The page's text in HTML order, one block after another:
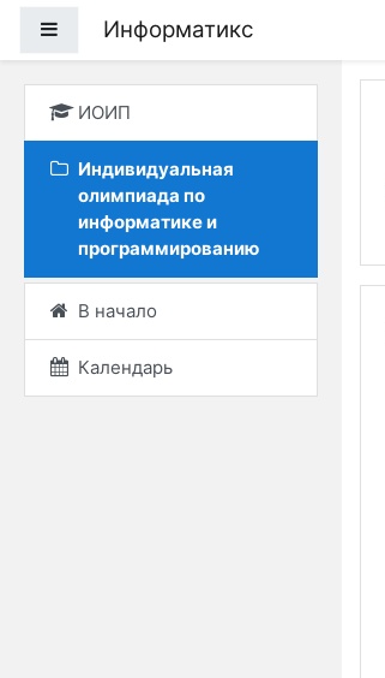
Боковая панель
Информатикс
ИОИП
Индивидуальная
олимпиада по
информатике и
программированию
В начало
Календарь